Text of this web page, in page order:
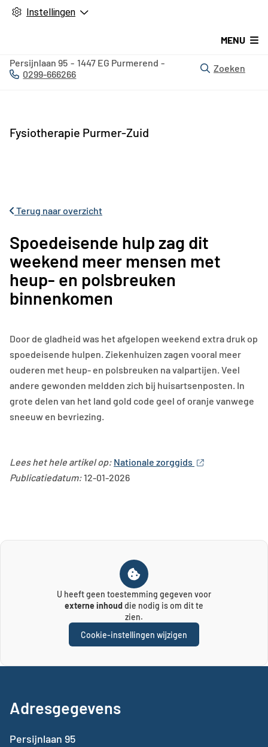
Instellingen
Fysiotherapie Purmer-Zuid
MENU
Persijnlaan 95 1447 EG Purmerend
Tel:
0299-666266
Zoeken
Terug naar overzicht
Spoedeisende hulp zag dit
weekend meer mensen met
heup- en polsbreuken
binnenkomen
Door de gladheid was het afgelopen weekend extra druk op
spoedeisende hulpen. Ziekenhuizen zagen vooral meer
ouderen met heup- en polsbreuken na valpartijen. Veel
andere gewonden meldden zich bij huisartsenposten. In
grote delen van het land gold code geel of oranje vanwege
sneeuw en bevriezing.
Lees het hele artikel op: Nationale zorggids
Publicatiedatum:12-01-2026
U heeft geen toestemming gegeven voor
externe inhouddie nodig is om dit te
zien.
Cookie-instellingen wijzigen
Adresgegevens
Persijnlaan 95